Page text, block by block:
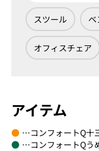
スツール ベ
オフィスチェア
アイテム
●…コンフォートQ十
●…コンフォートQう